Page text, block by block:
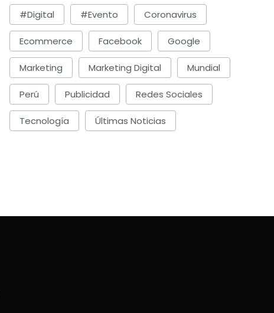
PUBLICIDAD
Apple lanza un spot
MARKETING
Starbucks anuncia
#digital #evento Coronavirus
Ecommerce Facebook Google
Marketing Marketing Digital Mundial
Perú Publicidad Redes Sociales
Tecnología Últimas Noticias